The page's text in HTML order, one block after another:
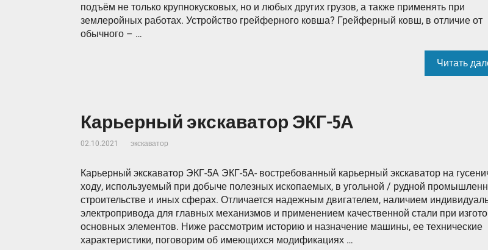
подъём не только крупнокусковых, но и любых других грузов, а также применять при
землеройных работах. Устройство грейферного ковша? Грейферный ковш, в отличие от
обычного – …
Читать
Карьерный экскаватор ЭКГ-5А
02.10.2021 экскаватор
Карьерный экскаватор ЭКГ-5А ЭКГ-5А- востребованный карьерный экскаватор на
ходу, используемый при добыче полезных ископаемых, в угольной / рудной
строительстве и иных сферах. Отличается надежным двигателем, наличием
электропривода для главных механизмов и применением качественной стали при
основных элементов. Ниже рассмотрим историю и назначение машины, ее технические
характеристики, поговорим об имеющихся модификациях …